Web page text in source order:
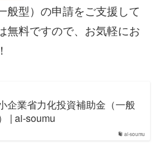
般型）の申請をご支援して
無料ですので、お気軽にお
ai-soumu
企業省力化投資補助金（一般
| ai-soumu